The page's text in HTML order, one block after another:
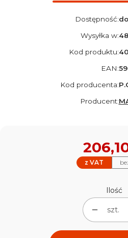
Dostępność:
Wysyłka w:
Kod produktu:
EAN:
Kod producenta:
Producent:
z VAT
Cena
Ilość
szt.